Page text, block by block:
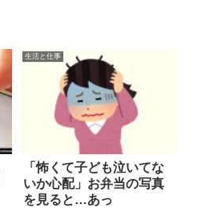
生活と仕事
「怖くて子ども泣いてな
いか心配」お弁当の写真
を見ると…あっ